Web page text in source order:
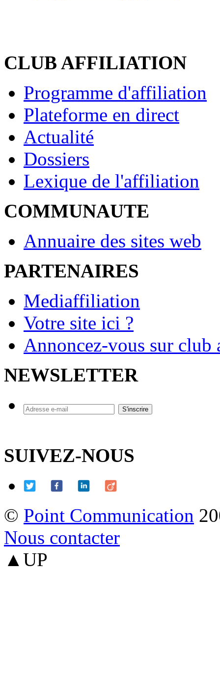
CLUB AFFILIATION
Programme d'affiliation
Plateforme en direct
Actualité
Dossiers
Lexique de l'affiliation
COMMUNAUTE
Annuaire des sites web
PARTENAIRES
Mediaffiliation
Votre site ici ?
Annoncez-vous sur
NEWSLETTER
SUIVEZ-NOUS
© Point Communication
Nous contacter
▲UP